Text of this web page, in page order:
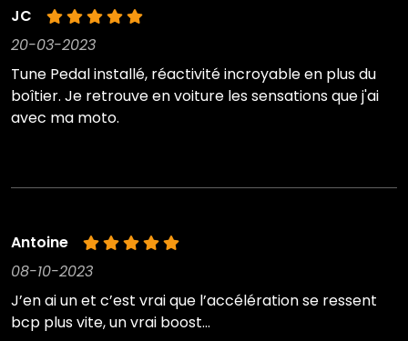
JC
20-03-2023
Tune Pedal installé, réactivité incroyable en plus du
boîtier. Je retrouve en voiture les sensations que j'ai
avec ma moto.
Antoine
08-10-2023
J’en ai un et c’est vrai que l’accélération se ressent
bcp plus vite, un vrai boost…